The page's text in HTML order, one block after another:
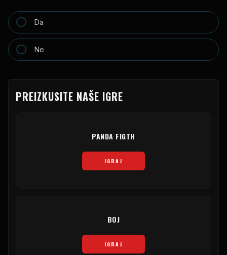
Da
Ne
PREIZKUSITE NAŠE IGRE
PANDA FIGTH
IGRAJ
BOJ
IGRAJ